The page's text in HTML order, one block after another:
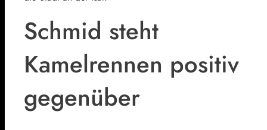
Schmid steht
Kamelrennen positiv
gegenüber